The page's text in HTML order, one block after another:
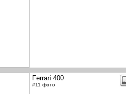
Ferrari 400
#11 фото